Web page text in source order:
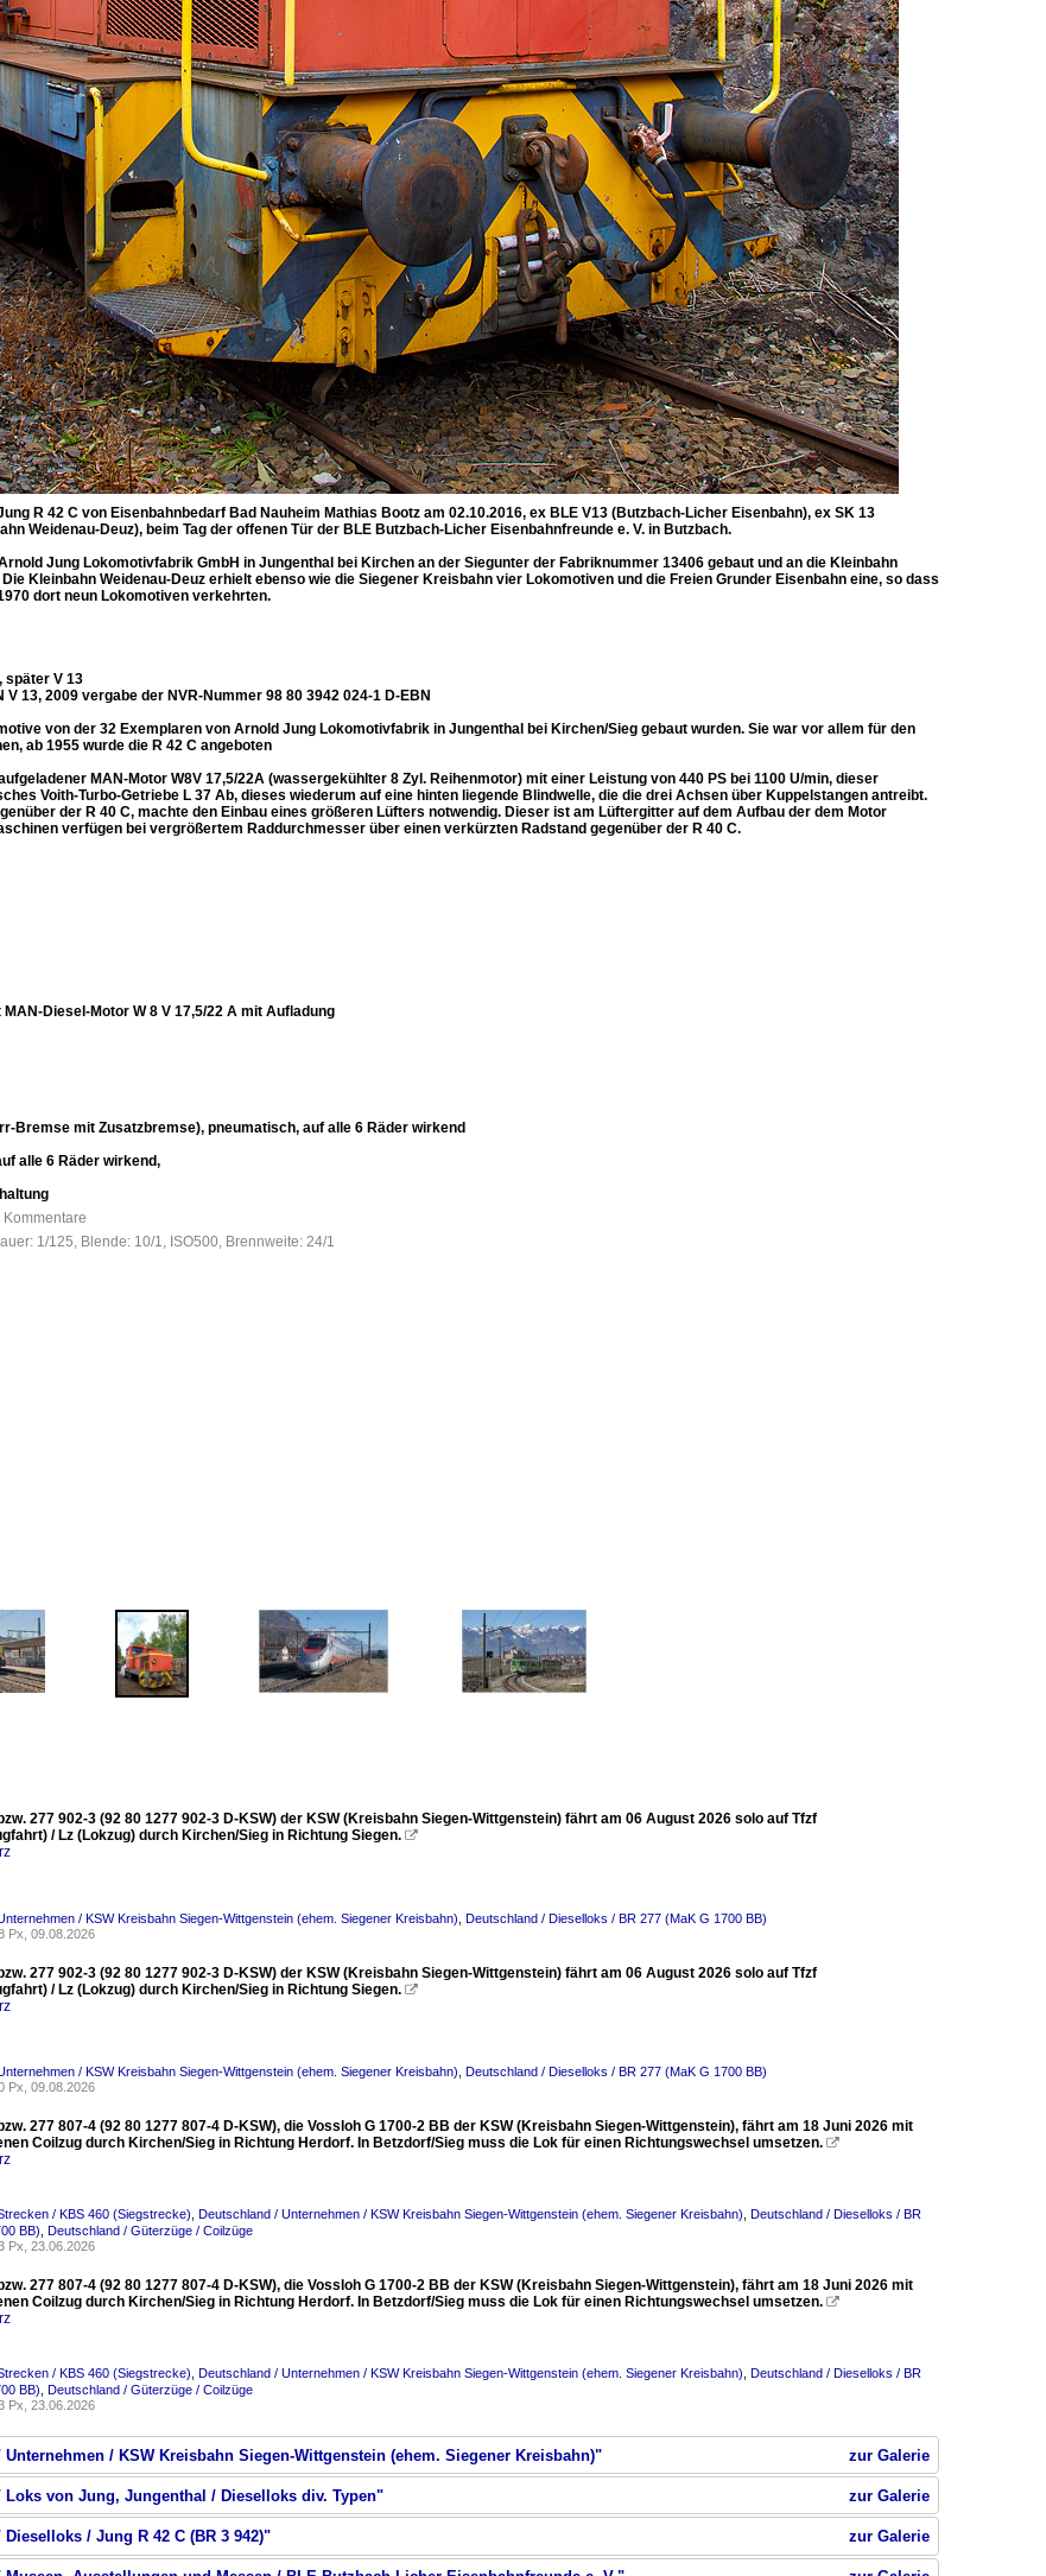
R 42 C von Eisenbahnbedarf Bad Nauheim Mathias Bootz am 02.10.2016, ex BLE V13 (Butzbach-Licher Eisenbahn), ex SK 13
Weidenau-Deuz), beim Tag der offenen Tür der BLE Butzbach-Licher Eisenbahnfreunde e. V. in Butzbach.
Jung Lokomotivfabrik GmbH in Jungenthal bei Kirchen an der Siegunter der Fabriknummer 13406 gebaut und an die Kleinbahn
Kleinbahn Weidenau-Deuz erhielt ebenso wie die Siegener Kreisbahn vier Lokomotiven und die Freien Grunder Eisenbahn eine, so dass
dort neun Lokomotiven verkehrten.
später V 13
13, 2009 vergabe der NVR-Nummer 98 80 3942 024-1 D-EBN
von der 32 Exemplaren von Arnold Jung Lokomotivfabrik in Jungenthal bei Kirchen/Sieg gebaut wurden. Sie war vor allem für den
ab 1955 wurde die R 42 C angeboten
MAN-Motor W8V 17,5/22A (wassergekühlter 8 Zyl. Reihenmotor) mit einer Leistung von 440 PS bei 1100 U/min, dieser
Voith-Turbo-Getriebe L 37 Ab, dieses wiederum auf eine hinten liegende Blindwelle, die die drei Achsen über Kuppelstangen antreibt.
der R 40 C, machte den Einbau eines größeren Lüfters notwendig. Dieser ist am Lüftergitter auf dem Aufbau der dem Motor
verfügen bei vergrößertem Raddurchmesser über einen verkürzten Radstand gegenüber der R 40 C.
Diesel-Motor W 8 V 17,5/22 A mit Aufladung
Bremse mit Zusatzbremse), pneumatisch, auf alle 6 Räder wirkend
alle 6 Räder wirkend,
1/125, Blende: 10/1, ISO500, Brennweite: 24/1
277 902-3 (92 80 1277 902-3 D-KSW) der KSW (Kreisbahn Siegen-Wittgenstein) fährt am 06 August 2026 solo auf Tfzf
/ Lz (Lokzug) durch Kirchen/Sieg in Richtung Siegen. 
/ KSW Kreisbahn Siegen-Wittgenstein (ehem. Siegener Kreisbahn) Deutschland / Dieselloks / BR 277 (MaK G 1700 BB)
Px, 09.08.2026
277 902-3 (92 80 1277 902-3 D-KSW) der KSW (Kreisbahn Siegen-Wittgenstein) fährt am 06 August 2026 solo auf Tfzf
/ Lz (Lokzug) durch Kirchen/Sieg in Richtung Siegen. 
/ KSW Kreisbahn Siegen-Wittgenstein (ehem. Siegener Kreisbahn) Deutschland / Dieselloks / BR 277 (MaK G 1700 BB)
Px, 09.08.2026
277 807-4 (92 80 1277 807-4 D-KSW), die Vossloh G 1700-2 BB der KSW (Kreisbahn Siegen-Wittgenstein), fährt am 18 Juni 2026 mit
Coilzug durch Kirchen/Sieg in Richtung Herdorf. In Betzdorf/Sieg muss die Lok für einen Richtungswechsel umsetzen. 
/ KBS 460 (Siegstrecke) Deutschland / Unternehmen / KSW Kreisbahn Siegen-Wittgenstein (ehem. Siegener Kreisbahn) Deutschland / Dieselloks / BR
BB) Deutschland / Güterzüge / Coilzüge
Px, 23.06.2026
277 807-4 (92 80 1277 807-4 D-KSW), die Vossloh G 1700-2 BB der KSW (Kreisbahn Siegen-Wittgenstein), fährt am 18 Juni 2026 mit
Coilzug durch Kirchen/Sieg in Richtung Herdorf. In Betzdorf/Sieg muss die Lok für einen Richtungswechsel umsetzen. 
/ KBS 460 (Siegstrecke) Deutschland / Unternehmen / KSW Kreisbahn Siegen-Wittgenstein (ehem. Siegener Kreisbahn) Deutschland / Dieselloks / BR
BB) Deutschland / Güterzüge / Coilzüge
Px, 23.06.2026
zur Galerie
/ KSW Kreisbahn Siegen-Wittgenstein (ehem. Siegener Kreisbahn)"
zur Galerie
von Jung, Jungenthal / Dieselloks div. Typen"
zur Galerie
/ Jung R 42 C (BR 3 942)"